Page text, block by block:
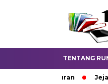
TENTANG
Jejak 100